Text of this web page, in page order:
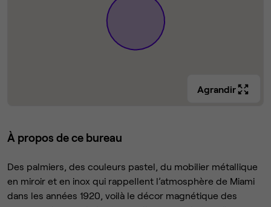
Agrandir
À propos de ce bureau
Des palmiers, des couleurs pastel, du mobilier métallique
en miroir et en inox qui rappellent l’atmosphère de Miami
dans les années 1920, voilà le décor magnétique des